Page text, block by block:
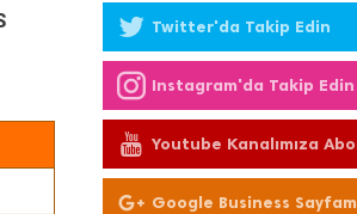
Twitter'da Takip Edin
Instagram'da Takip Edin
Youtube Kanalımıza
Olun
Google Business